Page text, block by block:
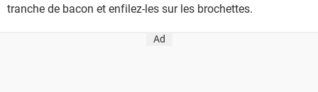
tranche de bacon et enfilez-les sur les brochettes.
Ad